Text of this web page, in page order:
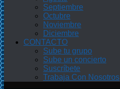
Septiembre
Octubre
Noviembre
Diciembre
CONTACTO
Sube tu grupo
Sube un concierto
Suscríbete
Trabaja Con Nosotros